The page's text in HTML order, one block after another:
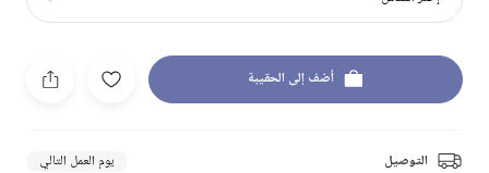
أضف إلى الحقيبة
التوصيل يوم العمل التالي